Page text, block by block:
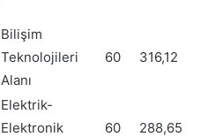
Bilişim
Teknolojileri
Alanı
60 316,12
Elektrik-
Elektronik
60 288,65